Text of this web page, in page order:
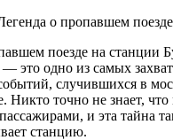
о пропавшем поезде
поезде на станции
— это одно из самых
случившихся в
Никто точно не знает,
и эта тайна
станцию.